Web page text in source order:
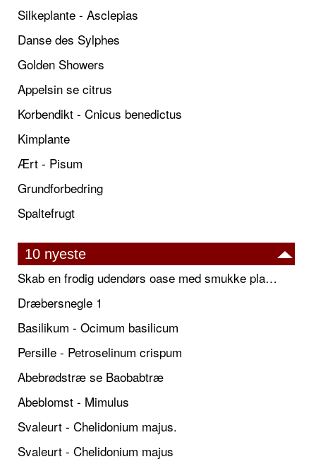
Silkeplante - Asclepias
Danse des Sylphes
Golden Showers
Appelsin se citrus
Korbendikt - Cnicus benedictus
Kimplante
Ært - Pisum
Grundforbedring
Spaltefrugt
10 nyeste
Skab en frodig udendørs oase med smukke plantekrukker og elegante espalier
Dræbersnegle 1
Basilikum - Ocimum basilicum
Persille - Petroselinum crispum
Abebrødstræ se Baobabtræ
Abeblomst - Mimulus
Svaleurt - Chelidonium majus.
Svaleurt - Chelidonium majus